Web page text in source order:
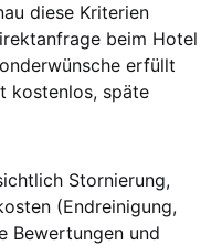
diese Kriterien
beim Hotel
erfüllt
kostenlos, späte
Stornierung,
(Endreinigung,
Bewertungen und